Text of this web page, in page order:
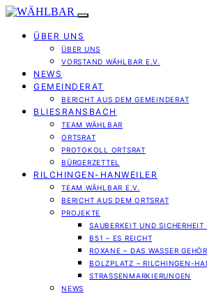
ÜBER UNS
ÜBER UNS
VORSTAND WÄHLBAR E.V.
NEWS
GEMEINDERAT
BERICHT AUS DEM GEMEINDERAT
BLIESRANSBACH
TEAM WÄHLBAR
ORTSRAT
PROTOKOLL ORTSRAT
BÜRGERZETTEL
RILCHINGEN-HANWEILER
TEAM WÄHLBAR E.V.
BERICHT AUS DEM ORTSRAT
PROJEKTE
SAUBERKEIT UND SICHERHEIT
B51 – ES REICHT
ROXANE – DAS WASSER
BOLZPLATZ – RILCHINGEN-
STRASSENMARKIERUNGEN
NEWS